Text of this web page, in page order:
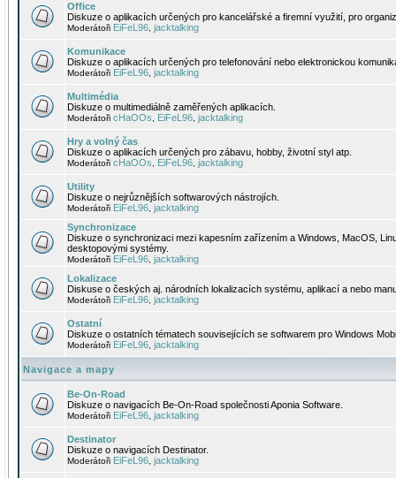
Office
Diskuze o aplikacích určených pro kancelářské a firemní využití, pro
Moderátoři EiFeL96 jacktalking
Komunikace
Diskuze o aplikacích určených pro telefonování nebo elektronickou
Moderátoři EiFeL96 jacktalking
Multimédia
Diskuze o multimediálně zaměřených aplikacích.
Moderátoři cHaOOs EiFeL96 jacktalking
Hry a volný čas
Diskuze o aplikacích určených pro zábavu, hobby, životní styl atp.
Moderátoři cHaOOs EiFeL96 jacktalking
Utility
Diskuze o nejrůznějších softwarových nástrojích.
Moderátoři EiFeL96 jacktalking
Synchronizace
Diskuze o synchronizaci mezi kapesním zařízením a Windows, MacOS,
desktopovými systémy.
Moderátoři EiFeL96 jacktalking
Lokalizace
Diskuse o českých aj. národních lokalizacích systému, aplikací a nebo
Moderátoři EiFeL96 jacktalking
Ostatní
Diskuze o ostatních tématech souvisejících se softwarem pro Windows
Moderátoři EiFeL96 jacktalking
Navigace a mapy
Be-On-Road
Diskuze o navigacích Be-On-Road společnosti Aponia Software.
Moderátoři EiFeL96 jacktalking
Destinator
Diskuze o navigacích Destinator.
Moderátoři EiFeL96 jacktalking